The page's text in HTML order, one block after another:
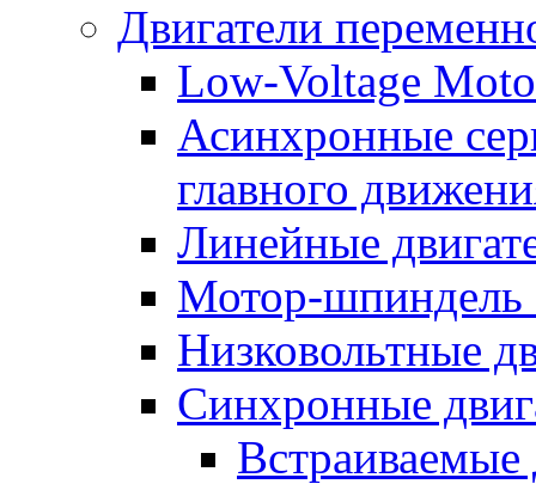
Двигатели
Low-Voltage
Асинхронные
главного
Линейные
Мотор-шпиндель
Низковольтные
Синхронные
Встраиваемые